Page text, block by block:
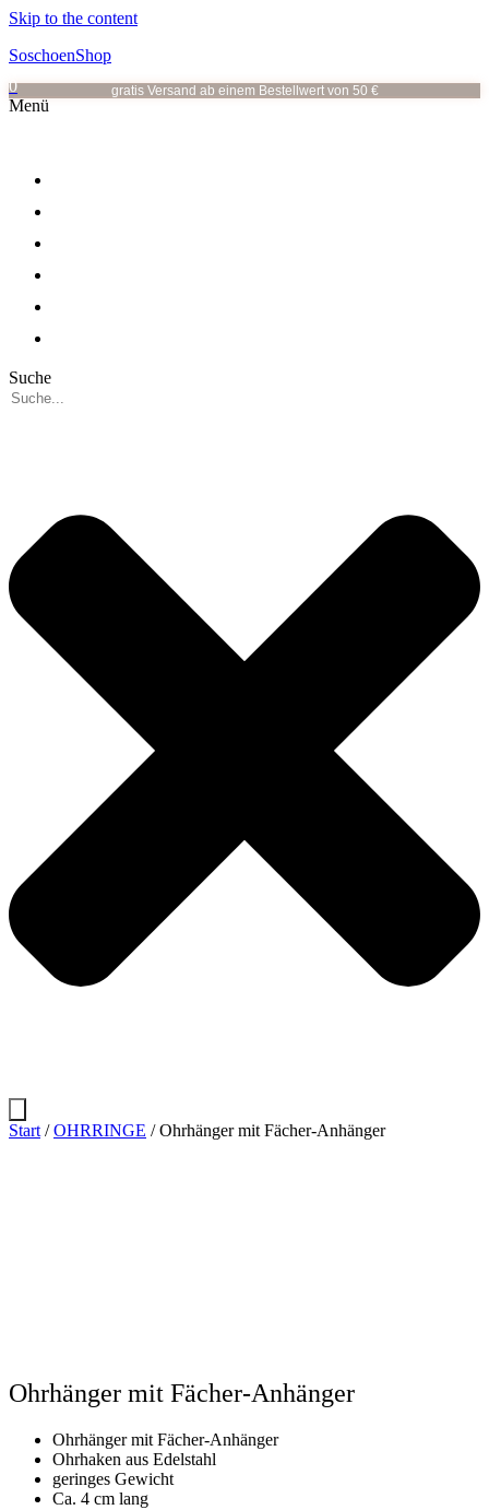
Skip to the content
SoschoenShop
gratis Versand ab einem Bestellwert von 50 €
0
Menü
Suche
Start /OHRRINGE / Ohrhänger mit Fächer-Anhänger
Ohrhänger mit Fächer-Anhänger
Ohrhänger mit Fächer-Anhänger
Ohrhaken aus Edelstahl
geringes Gewicht
Ca. 4 cm lang